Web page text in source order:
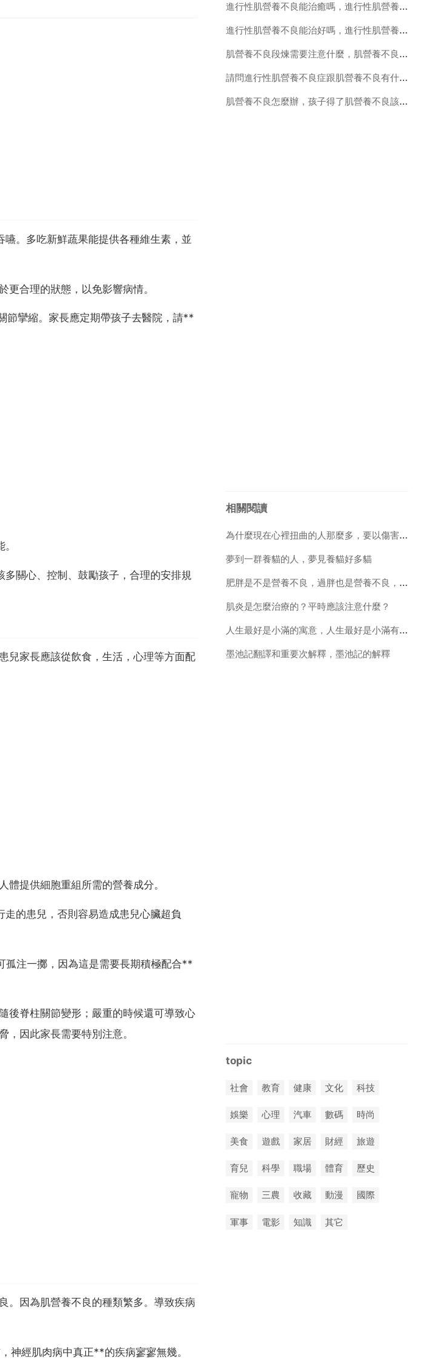
。多吃新鮮蔬果能提供各種維生素，並
合理的狀態，以免影響病情。
攣縮。家長應定期帶孩子去醫院，請**
關心、控制、鼓勵孩子，合理的安排規
兒家長應該從飲食，生活，心理等方面配
提供細胞重組所需的營養成分。
的患兒，否則容易造成患兒心臟超負
注一擲，因為這是需要長期積極配合**
後脊柱關節變形；嚴重的時候還可導致心
因此家長需要特別注意。
。因為肌營養不良的種類繁多。導致疾病
經肌肉病中真正**的疾病寥寥無幾。
進行性肌營養不良能治癒嗎，進行性肌營養不良能治好
進行性肌營養不良能治好嗎，進行性肌營養不良真的能治好嗎？
肌營養不良段煉需要注意什麼，肌營養不良患者做鍛鍊需要注意什麼？
請問進行性肌營養不良症跟肌營養不良有什麼區別嗎？怎麼治療
肌營養不良怎麼辦，孩子得了肌營養不良該怎麼辦了？
相關閱讀
為什麼現在心裡扭曲的人那麼多，要以傷害別人為樂？
夢到一群養貓的人，夢見養貓好多貓
肥胖是不是營養不良，過胖也是營養不良，肥胖有哪些弊端？
肌炎是怎麼治療的？平時應該注意什麼？
人生最好是小滿的寓意，人生最好是小滿有啥寓意呢
墨池記翻譯和重要次解釋，墨池記的解釋
topic
社會 教育 健康 文化 科技
娛樂 心理 汽車 數碼 時尚
美食 遊戲 家居 財經 旅遊
育兒 科學 職場 體育 歷史
寵物 三農 收藏 動漫 國際
軍事 電影 知識 其它